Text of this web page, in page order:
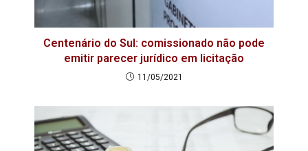
Centenário do Sul: comissionado não pode
emitir parecer jurídico em licitação
11/05/2021